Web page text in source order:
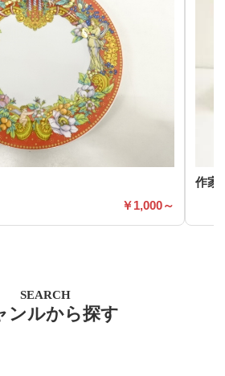
1,000～
作家
SEARCH
ンルから探す